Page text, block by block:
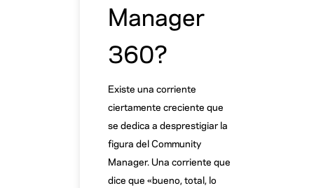
Manager
360?
Existe una corriente
ciertamente creciente que
se dedica a desprestigiar la
figura del Community
Manager. Una corriente que
dice que «bueno, total, lo